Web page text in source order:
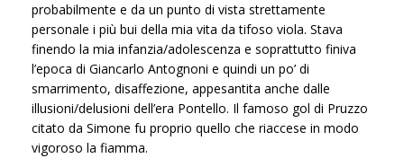
probabilmente e da un punto di vista strettamente
personale i più bui della mia vita da tifoso viola. Stava
finendo la mia infanzia/adolescenza e soprattutto finiva
l’epoca di Giancarlo Antognoni e quindi un po’ di
smarrimento, disaffezione, appesantita anche dalle
illusioni/delusioni dell’era Pontello. Il famoso gol di Pruzzo
citato da Simone fu proprio quello che riaccese in modo
vigoroso la fiamma.